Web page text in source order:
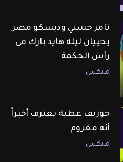
تامر حسني وديسكو مصر
يحييان ليلة هايد بارك في
رأس الحكمة
ميكس
جوزيف عطية يعترف أخيراً
أنه مغروم
ميكس